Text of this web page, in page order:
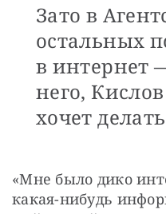
Зато в
остальных
в интернет
него,
хочет
«Мне было дико
какая-нибудь